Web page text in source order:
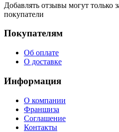
Добавлять отзывы могут только
покупатели
Покупателям
Об оплате
О доставке
Информация
О компании
Франшиза
Соглашение
Контакты